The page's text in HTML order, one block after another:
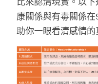
康關係與有毒關係
助你一眼看清感情的